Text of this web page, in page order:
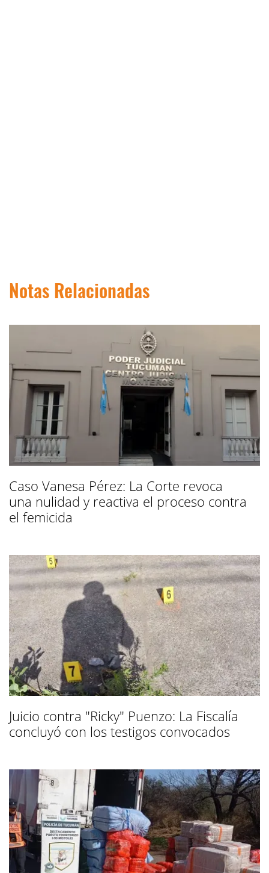
Notas Relacionadas
Caso Vanesa Pérez: La Corte revoca
una nulidad y reactiva el proceso contra
el femicida
Juicio contra "Ricky" Puenzo: La Fiscalía
concluyó con los testigos convocados